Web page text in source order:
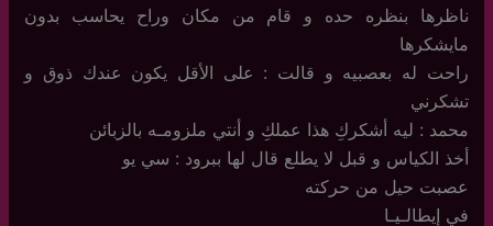
ناظرها بنظره حده و قام من مكان وراح يحاسب بدون
مايشكرها
راحت له بعصبيه و قالت : على الأقل يكون عندك ذوق و
تشكرني
محمد : ليه أشكركِ هذا عملكِ و أنتي ملزومـه بالزبائن
أخذ الكياس و قبل لا يطلع قال لها ببرود : سي يو
عصبت حيل من حركته
في إيطالـيـا